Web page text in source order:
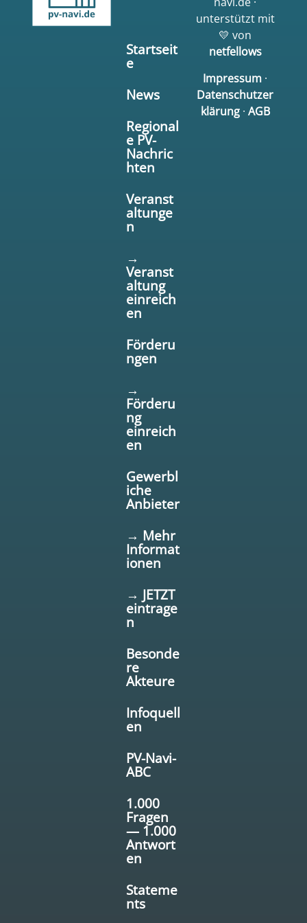
Startseit
e
News
Regional
e PV-
Nachric
hten
Veranst
altunge
n
→
Veranst
altung
einreich
en
Förderu
ngen
→
Förderu
ng
einreich
en
Gewerbl
iche
Anbieter
→ Mehr
Informat
ionen
→ JETZT
eintrage
n
Besonde
re
Akteure
Infoquell
en
PV-Navi-
ABC
1.000
Fragen
— 1.000
Antwort
en
Stateme
nts
unterstützt mit
💛 von
netfellows
Impressum ·
Datenschutzer
klärung· AGB